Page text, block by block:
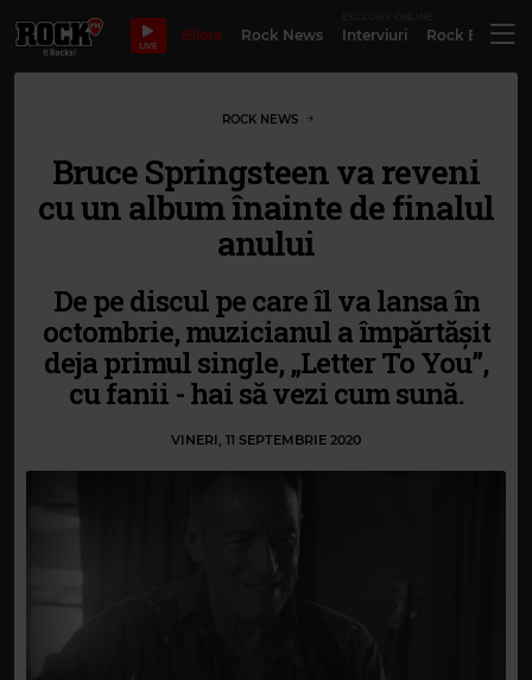
LIVE
Bilete Rock News Interviuri Rock
ROCK NEWS
Bruce Springsteen va reveni
cu un album înainte de finalul
anului
De pe discul pe care îl va lansa în
octombrie, muzicianul a împărtășit
deja primul single, „Letter To You”,
cu fanii - hai să vezi cum sună.
VINERI, 11 SEPTEMBRIE 2020